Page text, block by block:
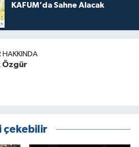
KAFUM’da Sahne Alacak
HAKKINDA
Özgür
çekebilir